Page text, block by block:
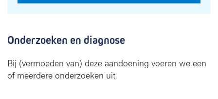
Onderzoeken en diagnose
Bij (vermoeden van) deze aandoening voeren we een
of meerdere onderzoeken uit.